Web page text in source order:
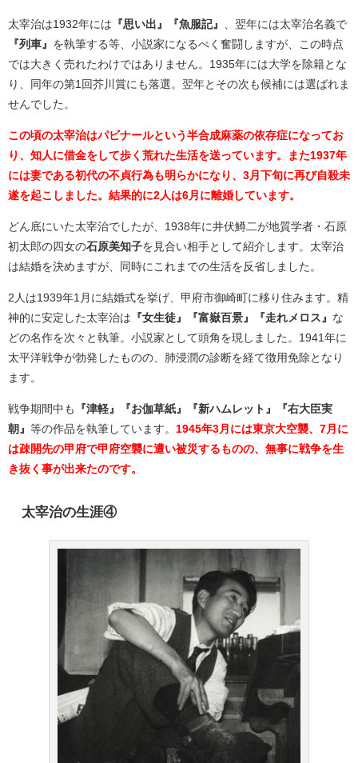
太宰治は1932年には 『思い出』『魚服記』
、翌年には太宰治名義で
『列車』 を執筆する等、小説家になるべく奮闘しますが、この時点
では大きく売れたわけではありません。1935年には大学を除籍とな
り、同年の第1回芥川賞にも落選。翌年とその次も候補には選ばれま
せんでした。
この頃の太宰治はパビナールという半合成麻薬の依存症になってお
り、知人に借金をして歩く荒れた生活を送っています。また1937年
には妻である初代の不貞行為も明らかになり、3月下旬に再び自殺未
遂を起こしました。結果的に2人は6月に離婚しています。
どん底にいた太宰治でしたが、1938年に井伏鱒二が地質学者・石原
初太郎の四女の石原美知子を見合い相手として紹介します。太宰治
は結婚を決めますが、同時にこれまでの生活を反省しました。
2人は1939年1月に結婚式を挙げ、甲府市御崎町に移り住みます。精
神的に安定した太宰治は 『女生徒』『富嶽百景』『走れメロス』 な
どの名作を次々と執筆。小説家として頭角を現しました。1941年に
太平洋戦争が勃発したものの、肺浸潤の診断を経て徴用免除となり
ます。
戦争期間中も
『津軽』『お伽草紙』『新ハムレット』『右大臣実
朝』 等の作品を執筆しています。 1945年3月には東京大空襲、7月に
は疎開先の甲府で甲府空襲に遭い被災するものの、無事に戦争を生
き抜く事が出来たのです。
太宰治の生涯④